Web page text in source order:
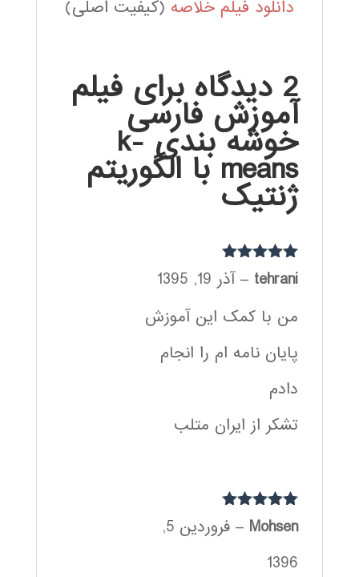
دانلود فیلم خلاصه (کیفیت اصلی)
2 دیدگاه برای فیلم
آموزش فارسی
خوشه بندی k-
means با الگوریتم
ژنتیک
نمره5از 5tehrani
– آذر 19, 1395
من با کمک این آموزش
پایان نامه ام را انجام
دادم
تشکر از ایران متلب
نمره5از 5Mohsen
–
فروردین 5,
1396